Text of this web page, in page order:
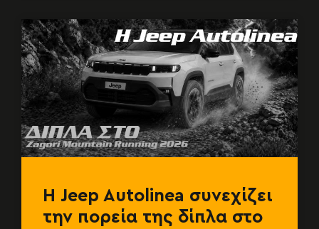
Η Jeep Autolinea συνεχίζει
την πορεία της δίπλα στο